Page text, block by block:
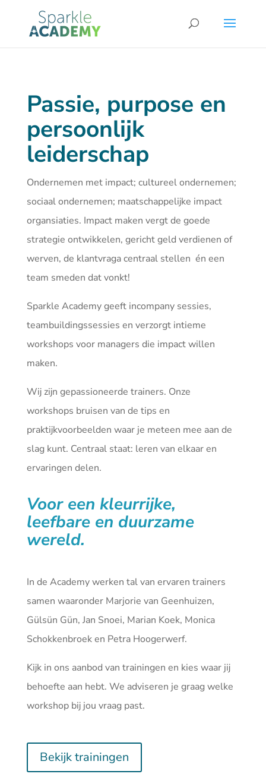
Passie, purpose en
persoonlijk
leiderschap
Ondernemen met impact; cultureel ondernemen;
sociaal ondernemen; maatschappelijke impact
organsiaties. Impact maken vergt de goede
strategie ontwikkelen, gericht geld verdienen of
werven, de klantvraga centraal stellen én een
team smeden dat vonkt!
Sparkle Academy geeft incompany sessies,
teambuildingssessies en verzorgt intieme
workshops voor managers die impact willen
maken.
Wij zijn gepassioneerde trainers. Onze
workshops bruisen van de tips en
praktijkvoorbeelden waar je meteen mee aan de
slag kunt. Centraal staat: leren van elkaar en
ervaringen delen.
Voor een kleurrijke,
leefbare en duurzame
wereld.
In de Academy werken tal van ervaren trainers
samen waaronder Marjorie van Geenhuizen,
Gülsün Gün, Jan Snoei, Marian Koek, Monica
Schokkenbroek en Petra Hoogerwerf.
Kijk in ons aanbod van trainingen en kies waar jij
behoefte aan hebt. We adviseren je graag welke
workshop bij jou vraag past.
Bekijk trainingen